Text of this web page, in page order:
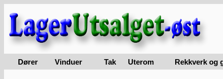
Dører Vinduer Tak Uterom Rekkverk og